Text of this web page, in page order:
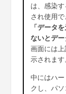
は、感染
され使用で
「データ
ないとデー
画面には
示されます
中にはハ
クし、パ